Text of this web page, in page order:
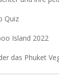
Quiz
Island 2022
das Phuket